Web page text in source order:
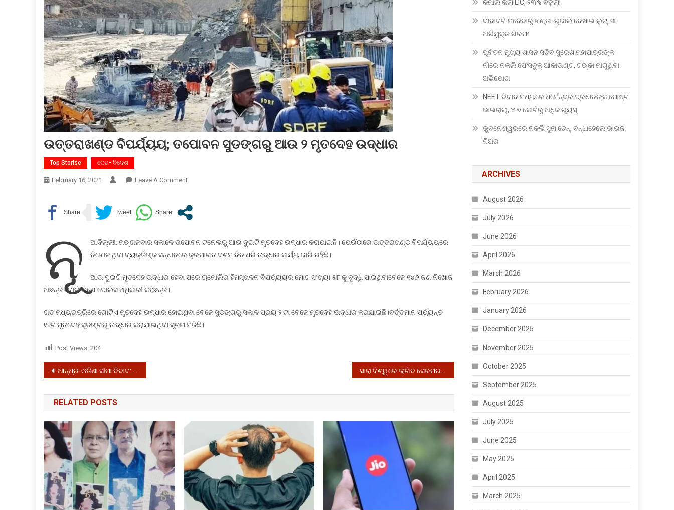
ଉତ୍ତରାଖଣ୍ଡ ବିପର୍ଯ୍ୟୟ; ତପୋବନ ସୁଡଙ୍ଗରୁ ଆଉ ୨ ମୃତଦେହ ଉଦ୍ଧାର
Top Storise ଦେଶ- ବିଦେଶ
February 16, 2021 Leave A CommentOn
ତପୋବନ
ମୃତଦେହ
ନୂ
ଆଦିଲ୍ଲୀ: ମଙ୍ଗଳବାର ସକାଳେ ତାପୋବନ ଟନେଲରୁ ଆଉ ଦୁଇଟି ମୃତଦେହ ଉଦ୍ଧାର କରାଯାଇଛି। ଯେଉଁଠାରେ ଉତ୍ତରାଖଣ୍ଡ ବିପର୍ଯ୍ୟୟରେ
ନିଖୋଜ ଥିବା ବ୍ୟକ୍ତିଙ୍କ ସନ୍ଧାନରେ କ୍ରମାଗତ ଦଶମ ଦିନ ଧରି ଉଦ୍ଧାର କାର୍ଯ୍ୟ ଜାରି ରହିଛି।
ଆଉ ଦୁଇଟି ମୃତଦେହ ଉଦ୍ଧାର ହେବା ପରେ ଚାମୋଲିର ହିମସ୍ଖଳନ ବିପର୍ଯ୍ୟୟର ମୋଟ ସଂଖ୍ୟା ୫୮ କୁ ବୃଦ୍ଧି ପାଇଥିବାବେଳେ ୧୪୬ ଜଣ ନିଖୋଜ
ଅଛନ୍ତି ବୋଲି ଜଣେ ପୋଲିସ ଅଧିକାରୀ କହିଛନ୍ତି।
ଗତ ମଧ୍ୟରାତ୍ରିରେ ଗୋଟିଏ ମୃତଦେହ ଉଦ୍ଧାର ହୋଇଥିବା ବେଳେ ସୁଡଙ୍ଗରୁ ସକାଳ ପ୍ରାୟ ୨ ଟା ବେଳେ ମୃତଦେହ ଉଦ୍ଧାର କରାଯାଇଛି।ବର୍ତ୍ତମାନ ପର୍ଯ୍ୟନ୍ତ
୧୧ଟି ମୃତଦେହ ସୁଡଙ୍ଗରୁ ଉଦ୍ଧାର କରାଯାଇଥିବା ସୂଚନା ମିଳିଛି।
Post Views: 204
Post
navigation
ଆନ୍ଧ୍ର-ଓଡିଶା ସୀମା ବିବାଦ: ଫେବୃଆରୀ ୧୯ରେ ସୁପ୍ରିମକୋର୍ଟରେ ଶୁଣାଣି
RELATED POSTS
କମାଲ କଲା LIC, ୨୩% ବଢ଼ିଲା!
ଦାଦାବଟି ନଦେବାରୁ ଖଣ୍ଡା-ଭୁଜାଲି ଦେଖାଇ ଲୁଟ୍, ୩
ଅଭିଯୁକ୍ତ ଗିରଫ
ପୂର୍ବତନ ମୁଖ୍ୟ ଶାସନ ସଚିବ ସୁରେଶ ମହାପାତ୍ରଙ୍କ
ନାଁରେ ନକଲି ଫେସବୁକ୍ ଆକାଉଣ୍ଟ, ଟଙ୍କା ମାଗୁଥିବା
ଅଭିଯୋଗ
NEET ବିବାଦ ମଧ୍ୟରେ ଧର୍ମେନ୍ଦ୍ର ପ୍ରଧାନଙ୍କ ପୋଷ୍ଟ
ଭାଇରାଲ୍, ୪.୭ କୋଟିରୁ ଅଧିକ ଭ୍ୟୁସ୍
ଭୁବନେଶ୍ୱରରେ ନକଲି ସୁନା ଚେନ୍, ବନ୍ଧାହେଲେ ଭାଉଜ
ଦିଅର
ARCHIVES
August 2026
July 2026
June 2026
April 2026
March 2026
February 2026
January 2026
December 2025
November 2025
October 2025
September 2025
August 2025
July 2025
June 2025
May 2025
April 2025
March 2025